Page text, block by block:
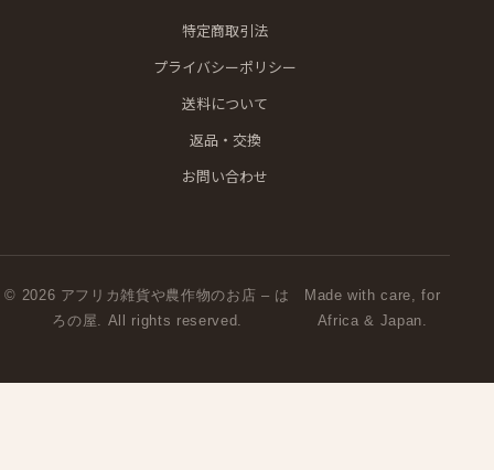
特定商取引法
プライバシーポリシー
送料について
返品・交換
お問い合わせ
© 2026 アフリカ雑貨や農作物のお店 – は
ろの屋. All rights reserved.
Made with care, for
Africa & Japan.